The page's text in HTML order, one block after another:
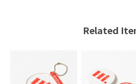
Related